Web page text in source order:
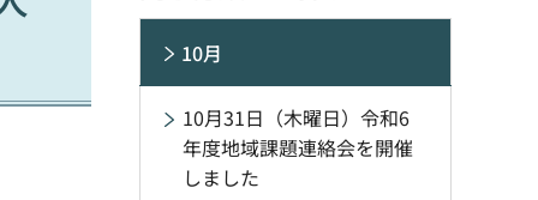
10月
10月31日（木曜日）令和6
年度地域課題連絡会を開催
しました